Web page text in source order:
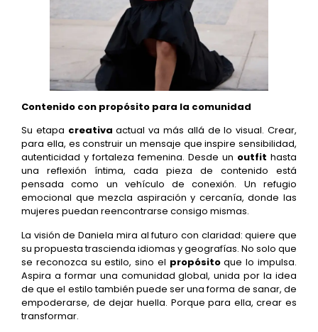
Contenido con propósito para la comunidad
Su etapa creativa actual va más allá de lo visual. Crear,
para ella, es construir un mensaje que inspire sensibilidad,
autenticidad y fortaleza femenina. Desde un outfit hasta
una reflexión íntima, cada pieza de contenido está
pensada como un vehículo de conexión. Un refugio
emocional que mezcla aspiración y cercanía, donde las
mujeres puedan reencontrarse consigo mismas.
La visión de Daniela mira al futuro con claridad: quiere que
su propuesta trascienda idiomas y geografías. No solo que
se reconozca su estilo, sino el propósitoque lo impulsa.
Aspira a formar una comunidad global, unida por la idea
de que el estilo también puede ser una forma de sanar, de
empoderarse, de dejar huella. Porque para ella, crear es
transformar.